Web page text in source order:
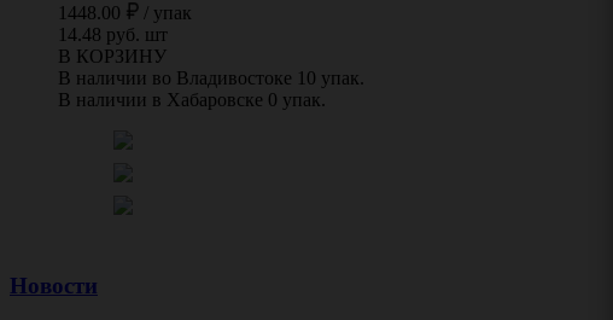
1448.00 / упак
14.48 руб. шт
В КОРЗИНУ
В наличии во Владивостоке 10 упак.
В наличии в Хабаровске 0 упак.
Новости